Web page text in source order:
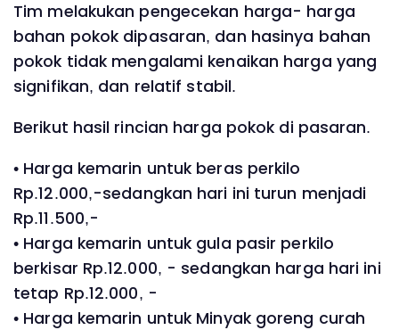
Tim melakukan pengecekan harga- harga
bahan pokok dipasaran, dan hasinya bahan
pokok tidak mengalami kenaikan harga yang
signifikan, dan relatif stabil.
Berikut hasil rincian harga pokok di pasaran.
• Harga kemarin untuk beras perkilo
Rp.12.000,-sedangkan hari ini turun menjadi
Rp.11.500,-
• Harga kemarin untuk gula pasir perkilo
berkisar Rp.12.000, - sedangkan harga hari ini
tetap Rp.12.000, -
• Harga kemarin untuk Minyak goreng curah